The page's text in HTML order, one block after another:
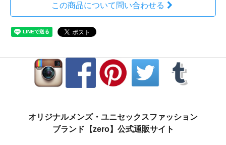
この商品について問い合わせる
オリジナルメンズ・ユニセックスファッション
ブランド【zero】公式通販サイト